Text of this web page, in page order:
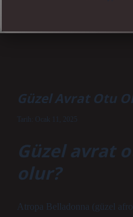
Güzel Avrat Otu
Tarih: Ocak 11, 2025
Güzel avrat
olur?
Atropa Belladonna (güzel